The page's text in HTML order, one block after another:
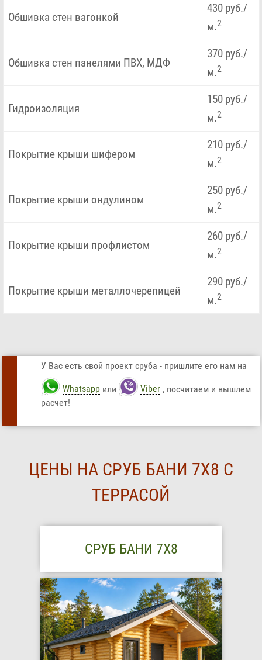
Обшивка стен вагонкой
430 руб./
м.2
Обшивка стен панелями ПВХ, МДФ
370 руб./
м.2
Гидроизоляция
150 руб./
м.2
Покрытие крыши шифером
210 руб./
м.2
Покрытие крыши ондулином
250 руб./
м.2
Покрытие крыши профлистом
260 руб./
м.2
Покрытие крыши металлочерепицей
290 руб./
м.2
У Вас есть свой проект сруба - пришлите его нам на
Whatsapp или Viber , посчитаем и вышлем
расчет!
ЦЕНЫ НА СРУБ БАНИ 7Х8 С
ТЕРРАСОЙ
СРУБ БАНИ 7Х8